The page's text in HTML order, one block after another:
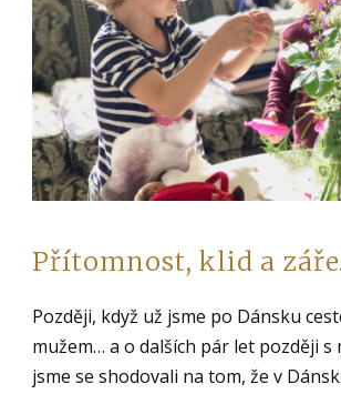
Přítomnost, klid a
Později, když už jsme po Dánsku
mužem… a o dalších pár let později s
jsme se shodovali na tom, že v